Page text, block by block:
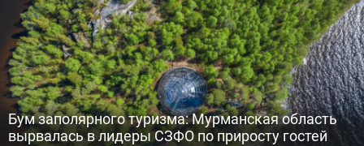
Бум заполярного туризма: Мурманская область
вырвалась в лидеры СЗФО по приросту гостей